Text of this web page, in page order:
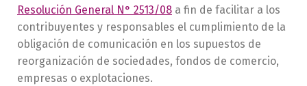
Resolución General N° 2513/08 a fin de facilitar a los
contribuyentes y responsables el cumplimiento de la
obligación de comunicación en los supuestos de
reorganización de sociedades, fondos de comercio,
empresas o explotaciones.